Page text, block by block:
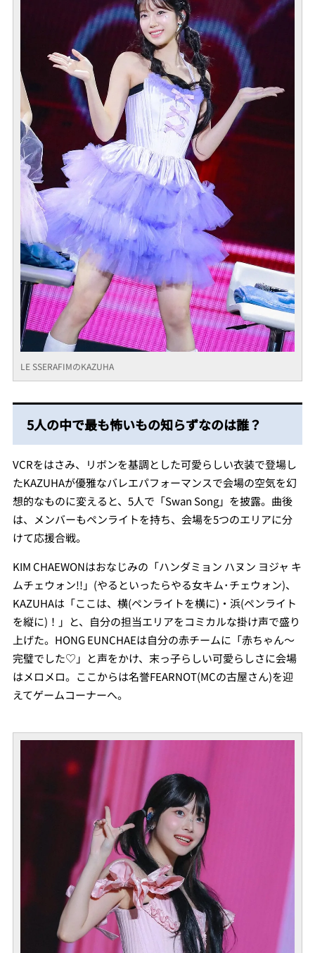
LE SSERAFIMのKAZUHA
5人の中で最も怖いもの知らずなのは誰？
VCRをはさみ、リボンを基調とした可愛らしい衣装で登場し
たKAZUHAが優雅なバレエパフォーマンスで会場の空気を幻
想的なものに変えると、5人で「Swan Song」を披露。曲後
は、メンバーもペンライトを持ち、会場を5つのエリアに分
けて応援合戦。
KIM CHAEWONはおなじみの「ハンダミョン ハヌン ヨジャ キ
ムチェウォン!!」(やるといったらやる女キム･チェウォン)、
KAZUHAは「ここは、横(ペンライトを横に)・浜(ペンライト
を縦に)！」と、自分の担当エリアをコミカルな掛け声で盛り
上げた。HONG EUNCHAEは自分の赤チームに「赤ちゃん〜
完璧でした♡」と声をかけ、末っ子らしい可愛らしさに会場
はメロメロ。ここからは名誉FEARNOT(MCの古屋さん)を迎
えてゲームコーナーへ。